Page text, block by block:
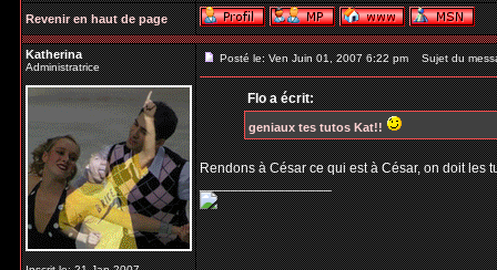
Revenir en haut de page
Katherina
Administratrice
Posté le: Ven Juin 01, 2007 6:22 pm Sujet du
Flo a écrit:
geniaux tes tutos Kat!!
Rendons à César ce qui est à César, on doit les
_________________